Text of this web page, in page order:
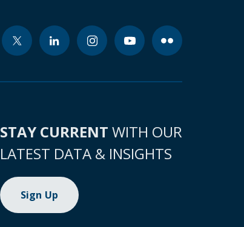
STAY CURRENT WITH OUR
LATEST DATA & INSIGHTS
Sign Up